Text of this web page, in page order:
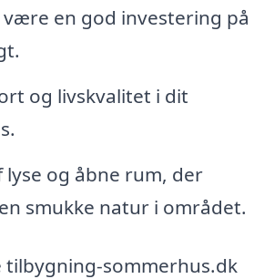
en god investering på
og livskvalitet i dit
lyse og åbne rum, der
smukke natur i området.
tilbygning-sommerhus.dk